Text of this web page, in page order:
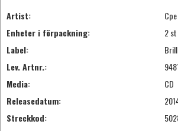
Artist:
Enheter i förpackning:
2 st
Label:
Lev. Artnr.:
Media:
CD
Releasedatum:
Streckkod: